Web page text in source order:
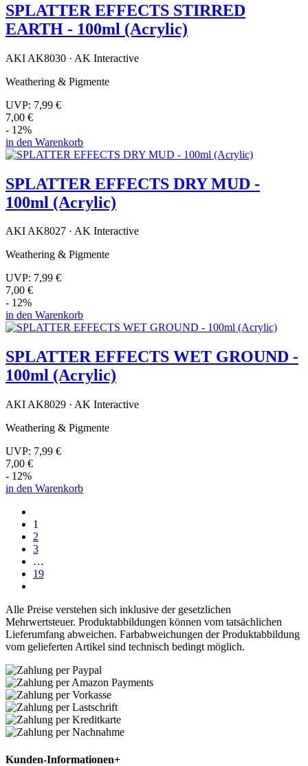
SPLATTER EFFECTS STIRRED
EARTH - 100ml (Acrylic)
AKI AK8030 · AK Interactive
Weathering & Pigmente
UVP: 7,99 €
7,00 €
- 12%
in den Warenkorb
SPLATTER EFFECTS DRY MUD -
100ml (Acrylic)
AKI AK8027 · AK Interactive
Weathering & Pigmente
UVP: 7,99 €
7,00 €
- 12%
in den Warenkorb
SPLATTER EFFECTS WET GROUND -
100ml (Acrylic)
AKI AK8029 · AK Interactive
Weathering & Pigmente
UVP: 7,99 €
7,00 €
- 12%
in den Warenkorb
1
2
3
…
19
Alle Preise verstehen sich inklusive der gesetzlichen
Mehrwertsteuer. Produktabbildungen können vom tatsächlichen
Lieferumfang abweichen. Farbabweichungen der Produktabbildung
vom gelieferten Artikel sind technisch bedingt möglich.
Kunden-Informationen+